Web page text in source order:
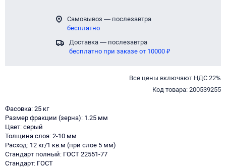
Самовывоз — послезавтра
бесплатно
Доставка — послезавтра
бесплатно при заказе от 10000 ₽
Все цены включают НДС 22%
Код товара: 200539255
Фасовка: 25 кг
Размер фракции (зерна): 1.25 мм
Цвет: серый
Толщина слоя: 2-10 мм
Расход: 12 кг/1 кв.м (при слое 5 мм)
Стандарт полный: ГОСТ 22551-77
Стандарт: ГОСТ